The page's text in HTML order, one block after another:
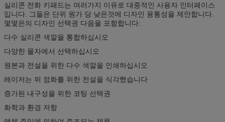
실리콘 전화 키패드는 여러가지 이유로 대중적인 사용자 인터페이스
입니다. 그들은 단위 원가 당 낮은것에 디자인 융통성을 제안합니다.
몇몇은의 디자인 선택권 다음을 포함합니다:
다수 실리콘 색깔을 통합하십시오
다양한 물자에서 선택하십시오
원본과 전설을 위한 다수 색깔을 인쇄하십시오
레이저는 뒤 점화를 위한 전설을 식각했습니다
증가된 내구성을 위한 코팅 선택권
화학과 환경 저항